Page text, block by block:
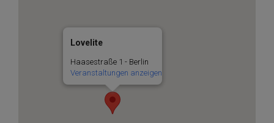
Lovelite
Haasestraße 1 - Berlin
Veranstaltungen anzeigen